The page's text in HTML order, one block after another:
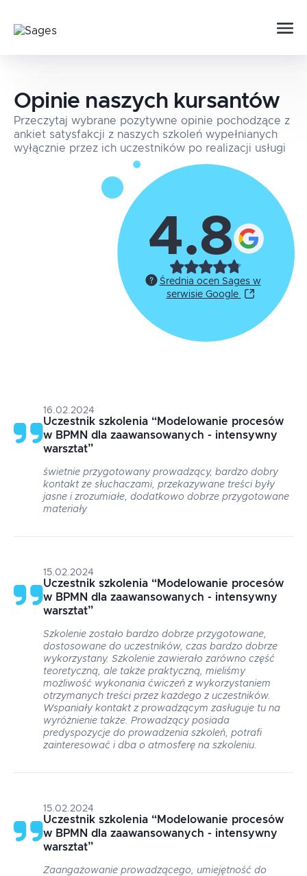
Opinie naszych kursantów
Przeczytaj wybrane pozytywne opinie pochodzące z
ankiet satysfakcji z naszych szkoleń wypełnianych
wyłącznie przez ich uczestników po realizacji usługi
4.8
Średnia ocen Sages w
serwisie Google
16.02.2024
Uczestnik szkolenia “Modelowanie procesów
w BPMN dla zaawansowanych - intensywny
warsztat”
świetnie przygotowany prowadzący, bardzo dobry
kontakt ze słuchaczami, przekazywane treści były
jasne i zrozumiałe, dodatkowo dobrze przygotowane
materiały
15.02.2024
Uczestnik szkolenia “Modelowanie procesów
w BPMN dla zaawansowanych - intensywny
warsztat”
Szkolenie zostało bardzo dobrze przygotowane,
dostosowane do uczestników, czas bardzo dobrze
wykorzystany. Szkolenie zawierało zarówno część
teoretyczną, ale także praktyczną, mieliśmy
możliwość wykonania ćwiczeń z wykorzystaniem
otrzymanych treści przez każdego z uczestników.
Wspaniały kontakt z prowadzącym zasługuje tu na
wyróżnienie także. Prowadzący posiada
predyspozycje do prowadzenia szkoleń, potrafi
zainteresować i dba o atmosferę na szkoleniu.
15.02.2024
Uczestnik szkolenia “Modelowanie procesów
w BPMN dla zaawansowanych - intensywny
warsztat”
Zaangażowanie prowadzącego, umiejętność do